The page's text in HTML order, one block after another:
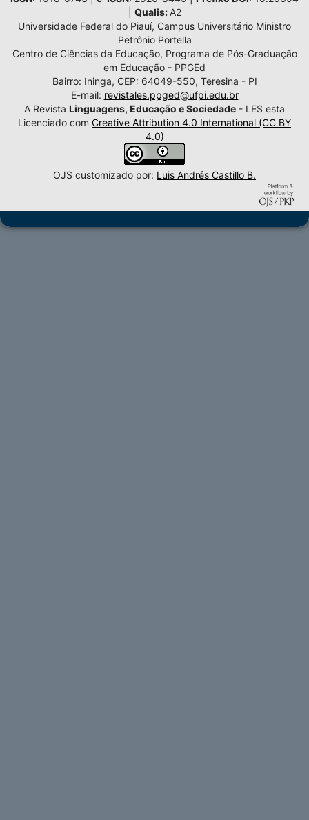
Qualis: A2
Universidade Federal do Piauí, Campus Universitário Ministro
Petrônio Portella
Centro de Ciências da Educação, Programa de Pós-Graduação
em Educação - PPGEd
Bairro: Ininga, CEP: 64049-550, Teresina - PI
E-mail: revistales.ppged@ufpi.edu.br
A Revista Linguagens, Educação e Sociedade - LES esta
Licenciado com Creative Attribution 4.0 International (CC BY
4.0)
OJS customizado por: Luis Andrés Castillo B.